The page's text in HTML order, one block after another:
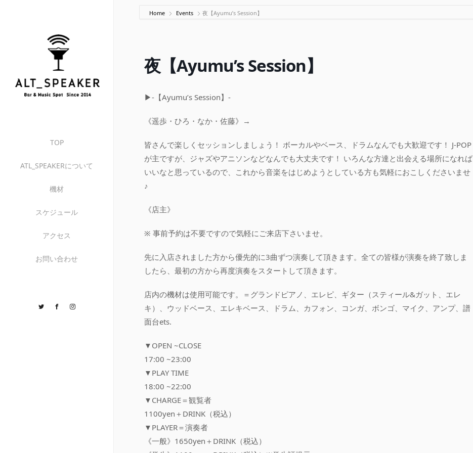
TOP
ATL_SPEAKERについて
機材
スケジュール
アクセス
お問い合わせ
TwitterFacebook
Home Events 夜【Ayumu’s Session】
夜【Ayumu’s Session】
▶︎-【Ayumu’s Session】-
《遥歩・ひろ・なか・佐藤》→
皆さんで楽しくセッションしましょう！ ボーカルやベース、ドラムなんでも大歓迎です！ J-POP
が主ですが、ジャズやアニソンなどなんでも大丈夫です！ いろんな方達と出会える場所になれば
いいなと思っているので、これから音楽をはじめようとしている方も気軽におこしくださいませ
♪
《店主》
※ 事前予約は不要ですので気軽にご来店下さいませ。
先に入店されました方から優先的に3曲ずつ演奏して頂きます。全ての皆様が演奏を終了致しま
したら、最初の方から再度演奏をスタートして頂きます。
店内の機材は使用可能です。＝グランドピアノ、エレピ、ギター（スティール&ガット、エレ
キ）、ウッドベース、エレキベース、ドラム、カフォン、コンガ、ボンゴ、マイク、アンプ、譜
面台ets.
▼OPEN ~CLOSE
17:00 ~23:00
▼PLAY TIME
18:00 ~22:00
▼CHARGE＝観覧者
1100yen＋DRINK（税込）
▼PLAYER＝演奏者
《一般》1650yen＋DRINK（税込）